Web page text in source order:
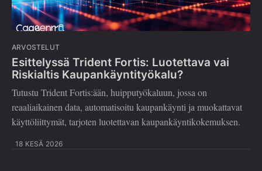
ARVOSTELUT
Esittelyssä Trident Fortis: Luotettava vai
Riskialtis Kaupankäyntityökalu?
Tutustu Trident Fortis:ään, huipputyökaluun, jossa on
reaaliaikainen data, automatisoitu kaupankäynti ja muokattavat
käyttöliittymät, tarjoten luotettavan kaupankäyntikokemuksen.
18 KESÄ 2026